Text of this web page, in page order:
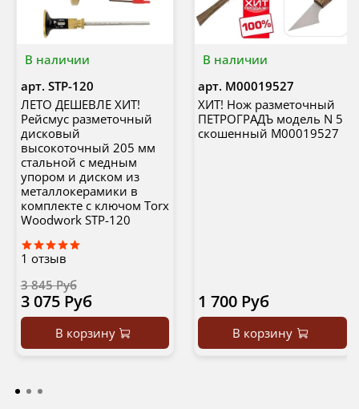
В наличии
арт. STP-120
ЛЕТО ДЕШЕВЛЕ ХИТ!
Рейсмус разметочный
дисковый
высокоточный 205 мм
стальной с медным
упором и диском из
металлокерамики в
комплекте с ключом Torx
Woodwork STP-120
1 отзыв
3 845 Руб
3 075 Руб
В корзину
В наличии
арт. М00019527
ХИТ! Нож разметочный
ПЕТРОГРАДЪ модель N 5
скошенный М00019527
1 700 Руб
В корзину